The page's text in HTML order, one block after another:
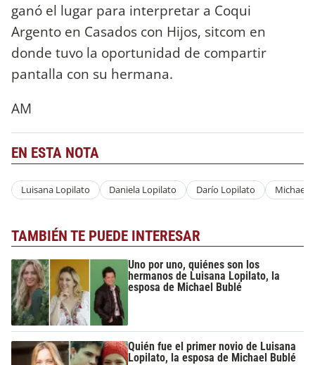
ganó el lugar para interpretar a Coqui
Argento en Casados con Hijos, sitcom en
donde tuvo la oportunidad de compartir
pantalla con su hermana.
AM
EN ESTA NOTA
Luisana Lopilato Daniela Lopilato Darío Lopilato Michael
TAMBIÉN TE PUEDE INTERESAR
Uno por uno, quiénes son los
hermanos de Luisana Lopilato, la
esposa de Michael Bublé
Quién fue el primer novio de Luisana
Lopilato, la esposa de Michael Bublé